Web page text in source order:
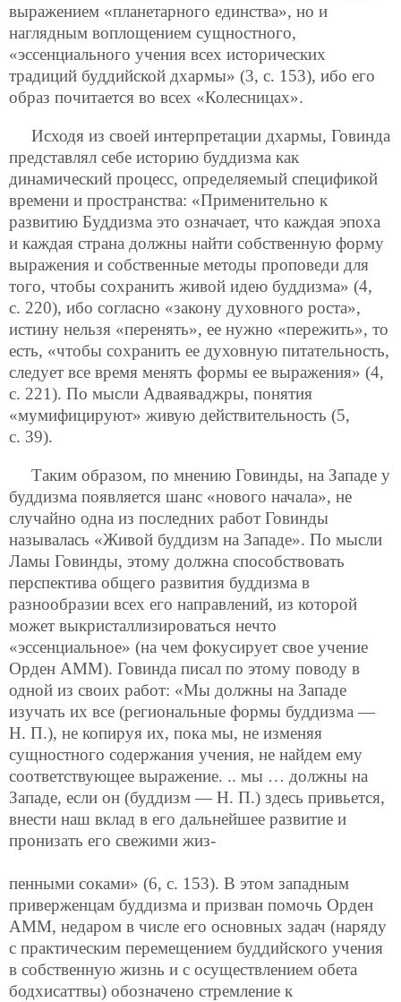
выражением «планетарного единства», но и
наглядным воплощением сущностного,
«эссенциального учения всех исторических
традиций буддийской дхармы» (3, с. 153), ибо его
образ почитается во всех «Колесницах».
Исходя из своей интерпретации дхармы, Говинда
представлял себе историю буддизма как
динамический процесс, определяемый спецификой
времени и пространства: «Применительно к
развитию Буддизма это означает, что каждая эпоха
и каждая страна должны найти собственную форму
выражения и собственные методы проповеди для
того, чтобы сохранить живой идею буддизма» (4,
с. 220), ибо согласно «закону духовного роста»,
истину нельзя «перенять», ее нужно «пережить», то
есть, «чтобы сохранить ее духовную питательность,
следует все время менять формы ее выражения» (4,
с. 221). По мысли Адваяваджры, понятия
«мумифицируют» живую действительность (5,
с. 39).
Таким образом, по мнению Говинды, на Западе у
буддизма появляется шанс «нового начала», не
случайно одна из последних работ Говинды
называлась «Живой буддизм на Западе». По мысли
Ламы Говинды, этому должна способствовать
перспектива общего развития буддизма в
разнообразии всех его направлений, из которой
может выкристаллизироваться нечто
«эссенциальное» (на чем фокусирует свое учение
Орден АММ). Говинда писал по этому поводу в
одной из своих работ: «Мы должны на Западе
изучать их все (региональные формы буддизма —
Н. П.), не копируя их, пока мы, не изменяя
сущностного содержания учения, не найдем ему
соответствующее выражение. .. мы … должны на
Западе, если он (буддизм — Н. П.) здесь привьется,
внести наш вклад в его дальнейшее развитие и
пронизать его свежими жиз-
пенными соками» (6, с. 153). В этом западным
приверженцам буддизма и призван помочь Орден
АММ, недаром в числе его основных задач (наряду
с практическим перемещением буддийского учения
в собственную жизнь и с осуществлением обета
бодхисаттвы) обозначено стремление к